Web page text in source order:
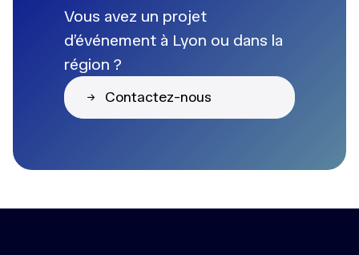
Vous avez un projet
d’événement à Lyon ou dans la
région ?
Contactez-nous